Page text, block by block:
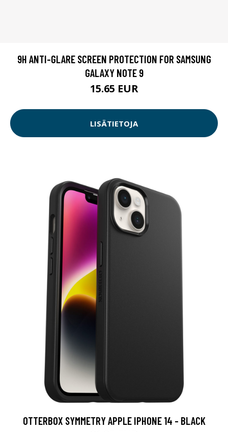
9H ANTI-GLARE SCREEN PROTECTION FOR SAMSUNG
GALAXY NOTE 9
15.65 EUR
LISÄTIETOJA
OTTERBOX SYMMETRY APPLE IPHONE 14 - BLACK